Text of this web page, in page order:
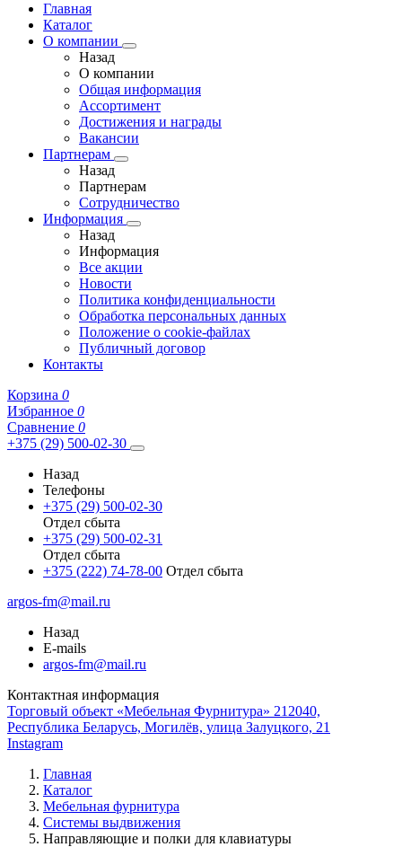
Главная
Каталог
О компании
Назад
О компании
Общая информация
Ассортимент
Достижения и награды
Вакансии
Партнерам
Назад
Партнерам
Сотрудничество
Информация
Назад
Информация
Все акции
Новости
Политика конфиденциальности
Обработка персональных данных
Положение о cookie-файлах
Публичный договор
Контакты
Корзина 0
Избранное 0
Сравнение 0
+375 (29) 500-02-30
Назад
Телефоны
+375 (29) 500-02-30
Отдел сбыта
+375 (29) 500-02-31
Отдел сбыта
+375 (222) 74-78-00 Отдел сбыта
argos-fm@mail.ru
Назад
E-mails
argos-fm@mail.ru
Контактная информация
Торговый объект «Мебельная Фурнитура» 212040,
Республика Беларусь, Могилёв, улица Залуцкого, 21
Instagram
Главная
Каталог
Мебельная фурнитура
Системы выдвижения
Направляющие и полки для клавиатуры